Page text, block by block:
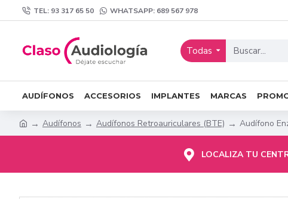
TEL: 93 317 65 50 WHATSAPP: 689 567 978
Todas
AUDÍFONOS ACCESORIOS IMPLANTES MARCAS
Audífonos Audífonos Retroauriculares (BTE) Audífono
LOCALIZA TU